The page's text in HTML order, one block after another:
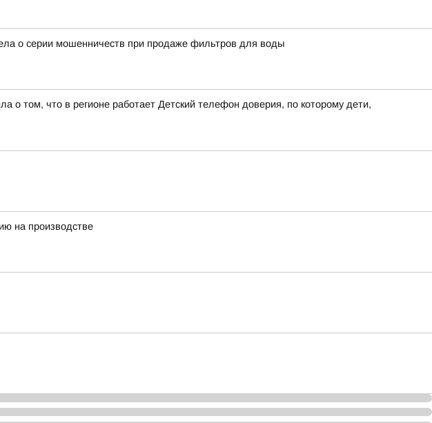
о серии мошенничеств при продаже фильтров для воды
том, что в регионе работает Детский телефон доверия, по которому дети,
на производстве